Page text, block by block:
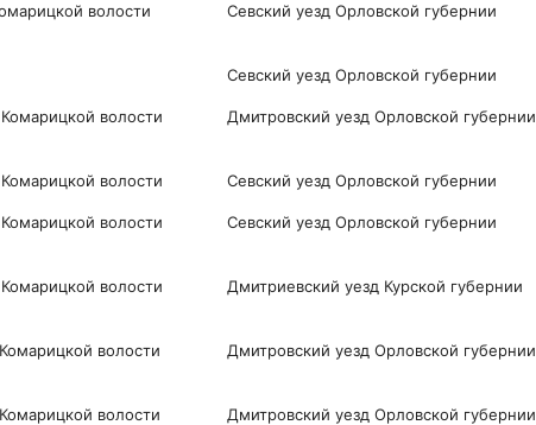
волости Севский уезд Орловской губернии
Севский уезд Орловской губернии
волости Дмитровский уезд Орловской губернии
волости Севский уезд Орловской губернии
волости Севский уезд Орловской губернии
волости Дмитриевский уезд Курской губернии
волости Дмитровский уезд Орловской губернии
волости Дмитровский уезд Орловской губернии